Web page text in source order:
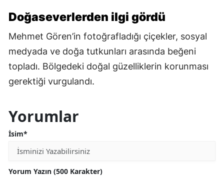
Doğaseverlerden ilgi gördü
Mehmet Gören’in fotoğrafladığı çiçekler, sosyal
medyada ve doğa tutkunları arasında beğeni
topladı. Bölgedeki doğal güzelliklerin korunması
gerektiği vurgulandı.
Yorumlar
İsim*
Yorum Yazın (500 Karakter)